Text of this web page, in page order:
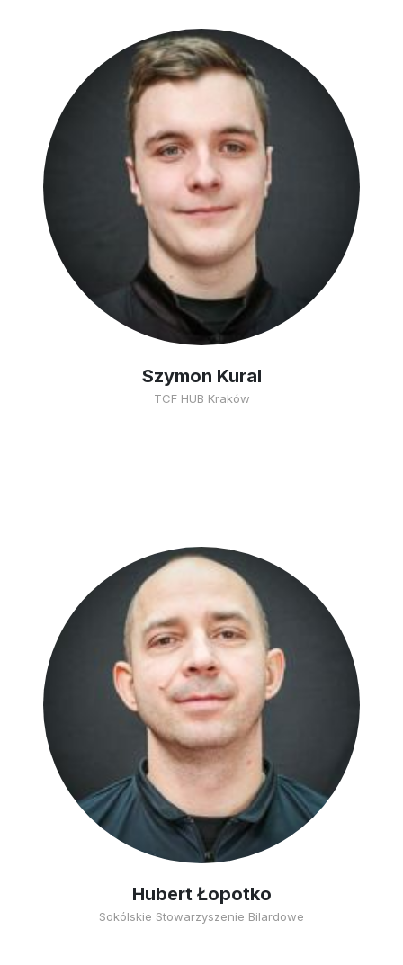
Szymon Kural
TCF HUB Kraków
Hubert Łopotko
Sokólskie Stowarzyszenie Bilardowe